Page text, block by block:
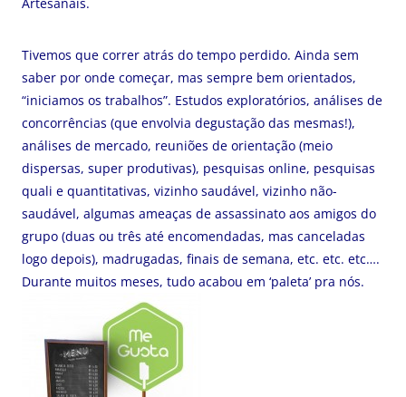
Tivemos que correr atrás do tempo perdido. Ainda sem
saber por onde começar, mas sempre bem orientados,
“iniciamos os trabalhos”. Estudos exploratórios, análises de
concorrências (que envolvia degustação das mesmas!),
análises de mercado, reuniões de orientação (meio
dispersas, super produtivas), pesquisas online, pesquisas
quali e quantitativas, vizinho saudável, vizinho não-
saudável, algumas ameaças de assassinato aos amigos do
grupo (duas ou três até encomendadas, mas canceladas
logo depois), madrugadas, finais de semana, etc. etc. etc….
Durante muitos meses, tudo acabou em ‘paleta’ pra nós.